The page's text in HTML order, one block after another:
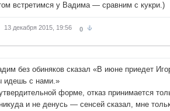
встретимся у Вадима — сравним с кукри.)
13 декабря 2015, 19:56 0
без обиняков сказал «В июне приедет
идешь с нами.»
форме, отказ принимается
и не денусь — сенсей сказал, мне